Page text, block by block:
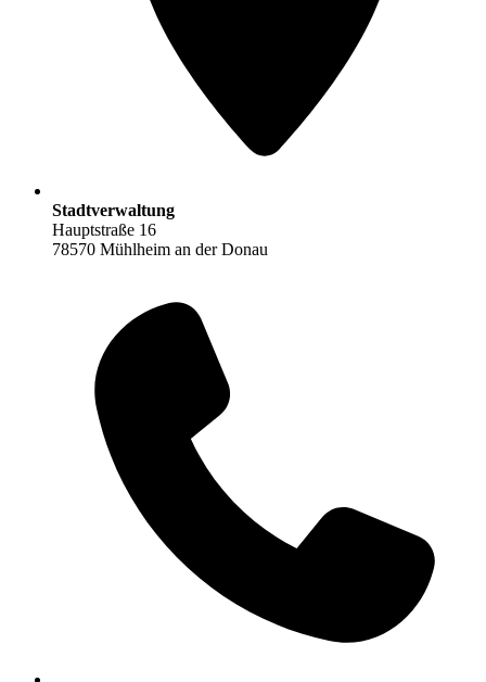
Stadtverwaltung
Hauptstraße 16
78570 Mühlheim an der Donau